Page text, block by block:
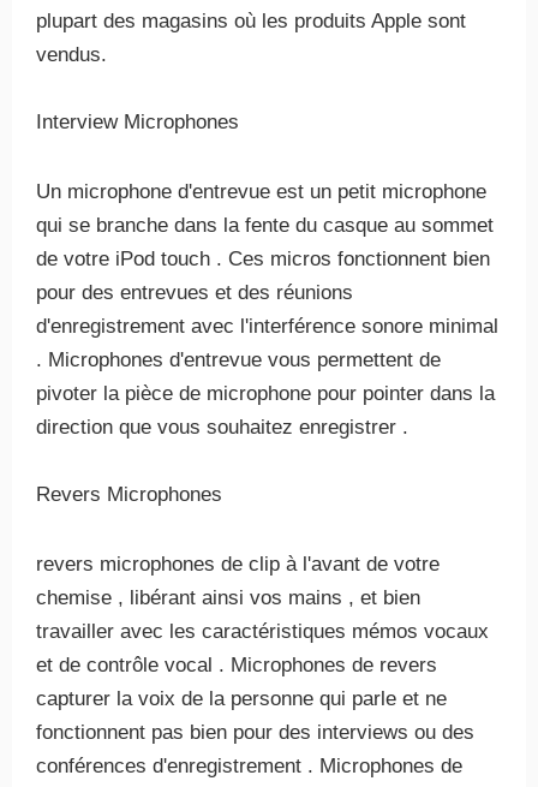
plupart des magasins où les produits Apple sont
vendus.
Interview Microphones
Un microphone d'entrevue est un petit microphone
qui se branche dans la fente du casque au sommet
de votre iPod touch . Ces micros fonctionnent bien
pour des entrevues et des réunions
d'enregistrement avec l'interférence sonore minimal
. Microphones d'entrevue vous permettent de
pivoter la pièce de microphone pour pointer dans la
direction que vous souhaitez enregistrer .
Revers Microphones
revers microphones de clip à l'avant de votre
chemise , libérant ainsi vos mains , et bien
travailler avec les caractéristiques mémos vocaux
et de contrôle vocal . Microphones de revers
capturer la voix de la personne qui parle et ne
fonctionnent pas bien pour des interviews ou des
conférences d'enregistrement . Microphones de